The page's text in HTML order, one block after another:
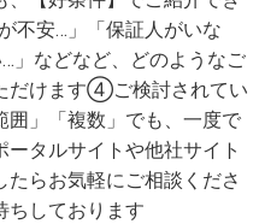
不安…」「保証人がいな
」などなど、どのようなご
だけます④ご検討されてい
囲」「複数」でも、一度で
タルサイトや他社サイト
らお気軽にご相談くださ
ちしております